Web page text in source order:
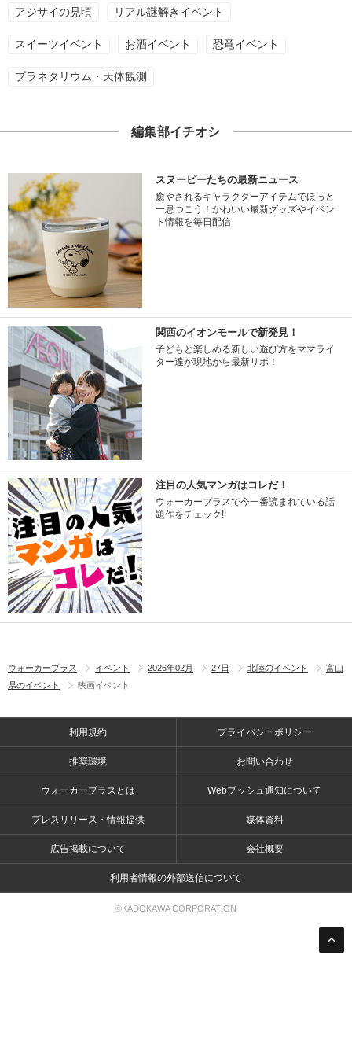
アジサイの見頃 リアル謎解きイベント
スイーツイベント お酒イベント 恐竜イベント
プラネタリウム・天体観測
編集部イチオシ
スヌーピーたちの最新ニュース
癒やされるキャラクターアイテムでほっと
一息つこう！かわいい最新グッズやイベン
ト情報を毎日配信
関西のイオンモールで新発見！
子どもと楽しめる新しい遊び方をママライ
ター達が現地から最新リポ！
注目の人気マンガはコレだ！
ウォーカープラスで今一番読まれている話
題作をチェック!!
ウォーカープラス イベント 2026年02月 27日 北陸のイベント
富山
県のイベント
映画イベント
利用規約 プライバシーポリシー
推奨環境 お問い合わせ
ウォーカープラスとは Webプッシュ通知について
プレスリリース・情報提供 媒体資料
広告掲載について 会社概要
利用者情報の外部送信について
©KADOKAWA CORPORATION